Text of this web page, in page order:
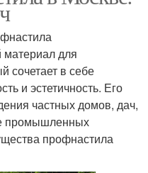
для
сочетает в себе
и эстетичность. Его
частных домов, дач,
промышленных
профнастила